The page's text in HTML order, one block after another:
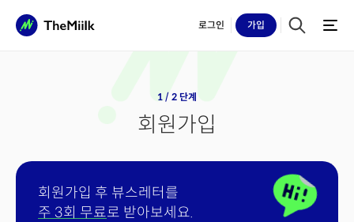
로그인 가입
1 / 2 단계
회원가입
회원가입 후 뷰스레터를
주 3회 무료로 받아보세요.